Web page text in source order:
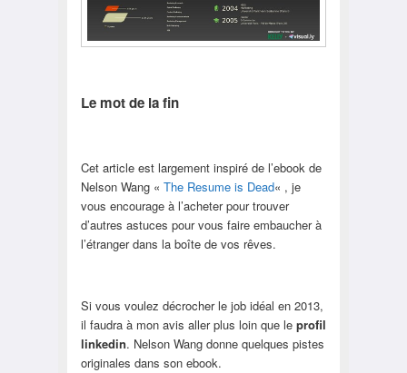
Le mot de la fin
Cet article est largement inspiré de l’ebook de
Nelson Wang « The Resume is Dead« , je
vous encourage à l’acheter pour trouver
d’autres astuces pour vous faire embaucher à
l’étranger dans la boîte de vos rêves.
Si vous voulez décrocher le job idéal en 2013,
il faudra à mon avis aller plus loin que le profil
linkedin. Nelson Wang donne quelques pistes
originales dans son ebook.